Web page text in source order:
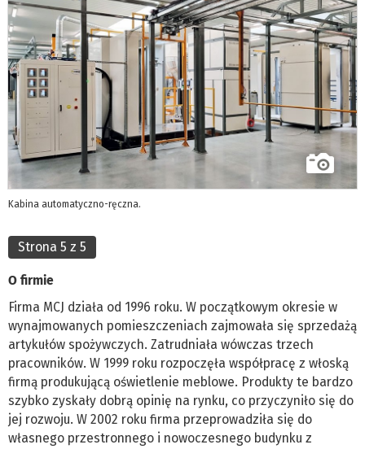
Kabina automatyczno-ręczna.
Strona 5 z 5
O firmie
Firma MCJ działa od 1996 roku. W początkowym okresie w
wynajmowanych pomieszczeniach zajmowała się sprzedażą
artykułów spożywczych. Zatrudniała wówczas trzech
pracowników. W 1999 roku rozpoczęła współpracę z włoską
firmą produkującą oświetlenie meblowe. Produkty te bardzo
szybko zyskały dobrą opinię na rynku, co przyczyniło się do
jej rozwoju. W 2002 roku firma przeprowadziła się do
własnego przestronnego i nowoczesnego budynku z